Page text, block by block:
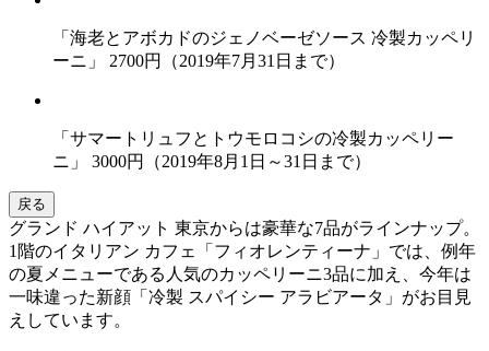
「海老とアボカドのジェノベーゼソース 冷製カッペリ
ーニ」 2700円（2019年7月31日まで）
「サマートリュフとトウモロコシの冷製カッペリー
ニ」 3000円（2019年8月1日～31日まで）
戻る
グランド ハイアット 東京からは豪華な7品がラインナップ。
1階のイタリアン カフェ「フィオレンティーナ」では、例年
の夏メニューである人気のカッペリーニ3品に加え、今年は
一味違った新顔「冷製 スパイシー アラビアータ」がお目見
えしています。